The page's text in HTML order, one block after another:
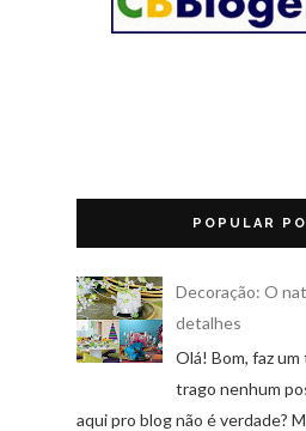
POPULAR
Decoração: O
detalhes
Olá! Bom, faz
trago nenhum
aqui pro blog não é verdade?